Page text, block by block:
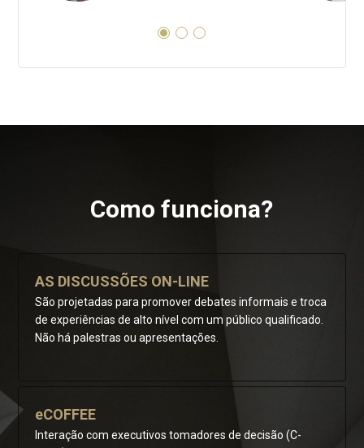
Como funciona?
AS DISCUSSÕES ON-LINE
São projetadas para promover debates informais e troca
de experiências de alto nível com um público qualificado.
Não há palestras ou apresentações.
eCOFFEE
Interação com executivos tomadores de decisão (C-